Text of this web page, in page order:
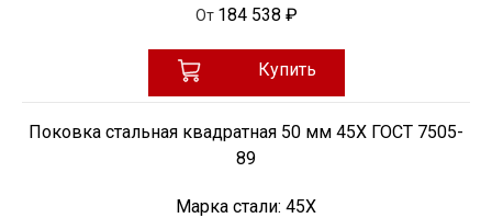
От 184 538 ₽
Купить
Поковка стальная квадратная 50 мм 45Х ГОСТ 7505-
89
Марка стали: 45Х